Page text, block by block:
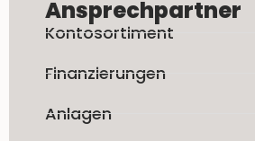
Ansprechpartner
Kontosortiment
Finanzierungen
Anlagen